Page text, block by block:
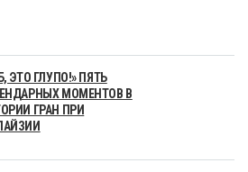
ЭТО ГЛУПО!» ПЯТЬ
МОМЕНТОВ В
ГРАН ПРИ